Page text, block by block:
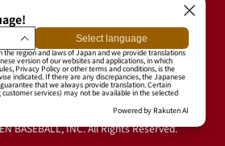
ールデンイーグルス公式サイト
BASEBALL, INC. All Rights Reserved.